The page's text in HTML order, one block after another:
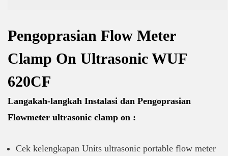
Pengoprasian Flow Meter
Clamp On Ultrasonic WUF
620CF
Langakah-langkah Instalasi dan Pengoprasian
Flowmeter ultrasonic clamp on :
Cek kelengkapan Units ultrasonic portable flow meter